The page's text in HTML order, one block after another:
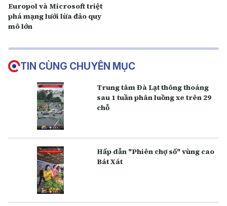
Europol và Microsoft triệt
phá mạng lưới lừa đảo quy
mô lớn
TIN CÙNG CHUYÊN MỤC
Trung tâm Đà Lạt thông thoáng
sau 1 tuần phân luồng xe trên 29
chỗ
Hấp dẫn "Phiên chợ số" vùng cao
Bát Xát